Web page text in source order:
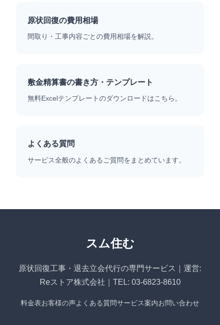
原状回復の費用相場
間取り・工事内容ごとの費用相場を解説。
敷金精算書の書き方・テンプレート
無料Excelテンプレートのダウンロードはこちら。
よくある質問
サービス全般のよくあるご質問をまとめています。
スム住む
原状回復工事・退去立会代行の専門サービス｜運営:
Reストア株式会社｜TEL: 03-6823-8610
料金表お客様の声よくある質問サービス案内お問い合わせ